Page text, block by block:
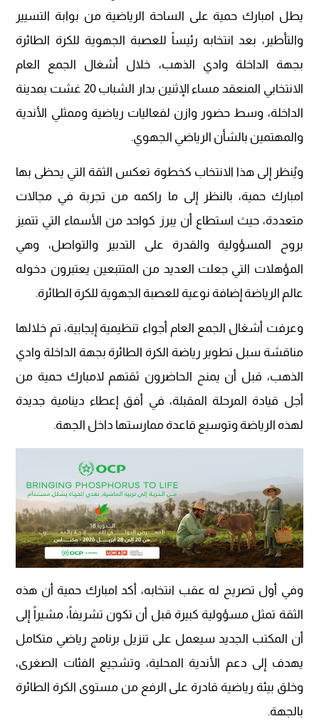
يطل امبارك حمية على الساحة الرياضية من بوابة التسيير
والتأطير، بعد انتخابه رئيساً للعصبة الجهوية للكرة الطائرة
بجهة الداخلة وادي الذهب، خلال أشغال الجمع العام
الانتخابي المنعقد مساء الإثنين بدار الشباب 20 غشت بمدينة
الداخلة، وسط حضور وازن لفعاليات رياضية وممثلي الأندية
والمهتمين بالشأن الرياضي الجهوي.
ويُنظر إلى هذا الانتخاب كخطوة تعكس الثقة التي يحظى بها
امبارك حمية، بالنظر إلى ما راكمه من تجربة في مجالات
متعددة، حيث استطاع أن يبرز كواحد من الأسماء التي تتميز
بروح المسؤولية والقدرة على التدبير والتواصل، وهي
المؤهلات التي جعلت العديد من المتتبعين يعتبرون دخوله
عالم الرياضة إضافة نوعية للعصبة الجهوية للكرة الطائرة.
وعرفت أشغال الجمع العام أجواء تنظيمية إيجابية، تم خلالها
مناقشة سبل تطوير رياضة الكرة الطائرة بجهة الداخلة وادي
الذهب، قبل أن يمنح الحاضرون ثقتهم لامبارك حمية من
أجل قيادة المرحلة المقبلة، في أفق إعطاء دينامية جديدة
لهذه الرياضة وتوسيع قاعدة ممارستها داخل الجهة.
وفي أول تصريح له عقب انتخابه، أكد امبارك حمية أن هذه
الثقة تمثل مسؤولية كبيرة قبل أن تكون تشريفاً، مشيراً إلى
أن المكتب الجديد سيعمل على تنزيل برنامج رياضي متكامل
يهدف إلى دعم الأندية المحلية، وتشجيع الفئات الصغرى،
وخلق بيئة رياضية قادرة على الرفع من مستوى الكرة الطائرة
بالجهة.